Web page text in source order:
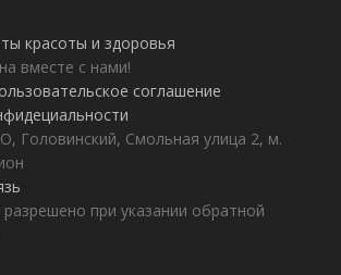
красоты и здоровья
вместе с нами!
соглашение
Головинский, Смольная улица 2, м.
при указании обратной